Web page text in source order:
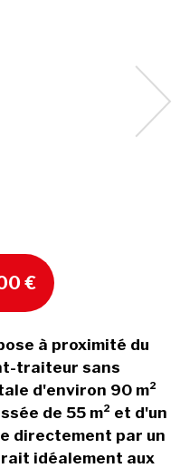
€
à proximité du
traiteur sans
d'environ 90 m²
de 55 m² et d'un
directement par un
idéalement aux